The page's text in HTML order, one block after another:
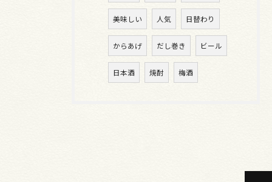
美味しい 人気 日替わり
からあげ だし巻き ビール
日本酒 焼酎 梅酒